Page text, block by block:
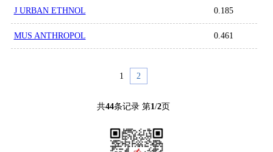
J URBAN ETHNOL 0.185
MUS ANTHROPOL 0.461
1 2
共44条记录 第1/2页